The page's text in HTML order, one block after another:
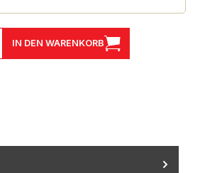
IN DEN WARENKORB